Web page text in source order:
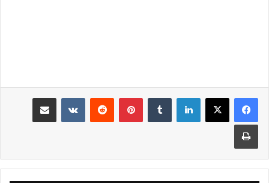
لينكدإن بينتيريست